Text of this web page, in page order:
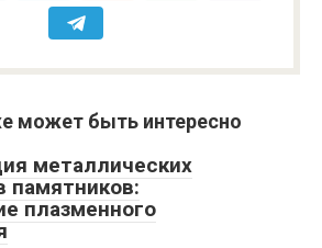
может быть интересно
металлических
памятников:
плазменного